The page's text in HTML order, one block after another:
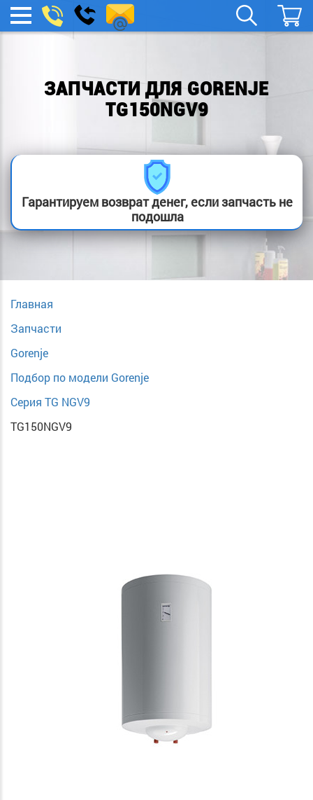
МЕНЮ
boylera@yandex.ru
Заказать
звонок
ЗАПЧАСТИ ДЛЯ GORENJE
TG150NGV9
Гарантируем возврат денег, если запчасть не
подошла
Главная
Запчасти
Gorenje
Подбор по модели Gorenje
Серия TG NGV9
TG150NGV9